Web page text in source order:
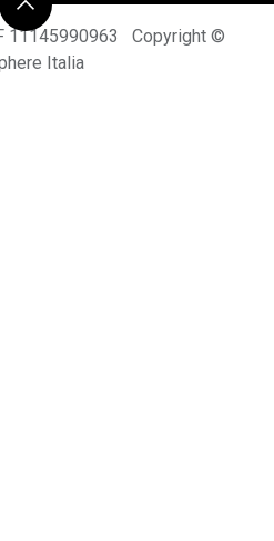
11145990963 Copyright ©
Italia